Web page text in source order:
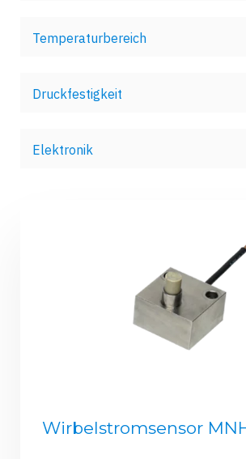
Temperaturbereich
Druckfestigkeit
Elektronik
Wirbelstromsensor